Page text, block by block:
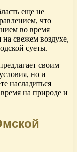
еще не
что
во время
свежем воздухе,
суеты.
своим
но и
насладиться
на природе и